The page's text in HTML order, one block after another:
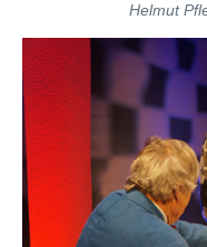
Helmut